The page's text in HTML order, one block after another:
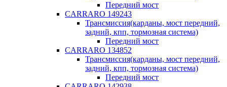
Передний мост
CARRARO 149243
Трансмиссия(карданы, мост передний,
задний, кпп, тормозная система)
Передний мост
CARRARO 134852
Трансмиссия(карданы, мост передний,
задний, кпп, тормозная система)
Передний мост